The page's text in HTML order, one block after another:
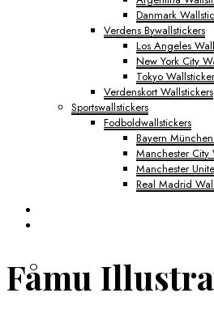
Danmark
Verdens Bywallstickers
Los Angeles
New York City
Tokyo
Verdenskort Wallstickers
Sportswallstickers
Fodboldwallstickers
Bayern
Manchester City
Manchester
Real Madrid
Fåmu